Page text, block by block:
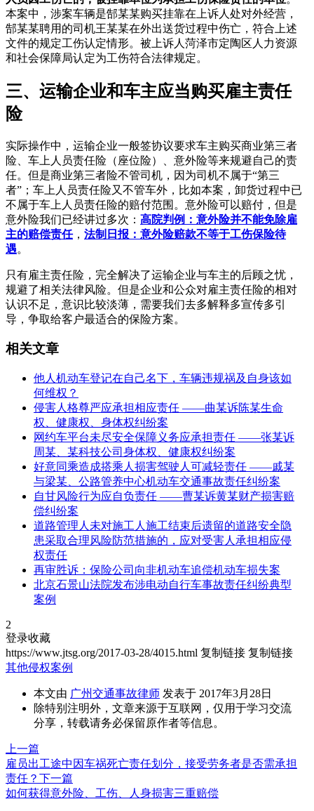
本案中，涉案车辆是郜某某购买挂靠在上诉人处对外经营，
郜某某聘用的司机王某某在外出送货过程中伤亡，符合上述
文件的规定工伤认定情形。被上诉人菏泽市定陶区人力资源
和社会保障局认定为工伤符合法律规定。
三、运输企业和车主应当购买雇主责任
险
实际操作中，运输企业一般签协议要求车主购买商业第三者
险、车上人员责任险（座位险）、意外险等来规避自己的责
任。但是商业第三者险不管司机，因为司机不属于“第三
者”；车上人员责任险又不管车外，比如本案，卸货过程中已
不属于车上人员责任险的赔付范围。意外险可以赔付，但是
意外险我们已经讲过多次： 高院判例：意外险并不能免除雇
主的赔偿责任， 法制日报：意外险赔款不等于工伤保险待
遇。
只有雇主责任险，完全解决了运输企业与车主的后顾之忧，
规避了相关法律风险。但是企业和公众对雇主责任险的相对
认识不足，意识比较淡薄，需要我们去多解释多宣传多引
导，争取给客户最适合的保险方案。
相关文章
他人机动车登记在自己名下，车辆违规祸及自身该如
何维权？
侵害人格尊严应承担相应责任 ——曲某诉陈某生命
权、健康权、身体权纠纷案
网约车平台未尽安全保障义务应承担责任 ——张某诉
周某、某科技公司身体权、健康权纠纷案
好意同乘造成搭乘人损害驾驶人可减轻责任 ——戚某
与梁某、公路管养中心机动车交通事故责任纠纷案
自甘风险行为应自负责任 ——曹某诉黄某财产损害赔
偿纠纷案
道路管理人未对施工人施工结束后遗留的道路安全隐
患采取合理风险防范措施的，应对受害人承担相应侵
权责任
再审胜诉：保险公司向非机动车追偿机动车损失案
北京石景山法院发布涉电动自行车事故责任纠纷典型
案例
2
登录收藏
https://www.jtsg.org/2017-03-28/4015.html 复制链接 复制链接
其他侵权案例
本文由 广州交通事故律师 发表于 2017年3月28日
除特别注明外，文章来源于互联网，仅用于学习交流
分享，转载请务必保留原作者等信息。
上一篇
雇员出工途中因车祸死亡责任划分，接受劳务者是否需承担
责任？ 下一篇
如何获得意外险、工伤、人身损害三重赔偿